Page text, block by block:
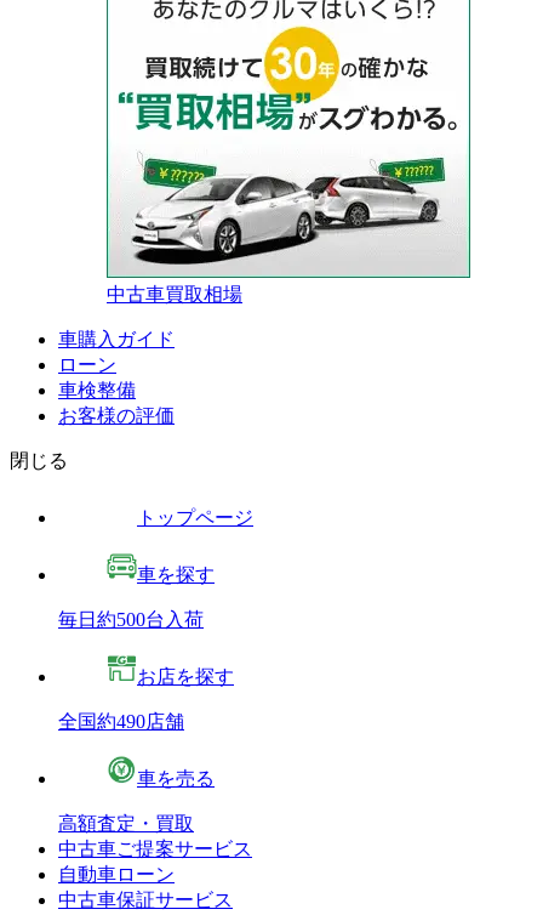
中古車買取相場
車購入ガイド
ローン
車検整備
お客様の評価
閉じる
トップページ
車を探す
毎日約500台入荷
お店を探す
全国約490店舗
車を売る
高額査定・買取
中古車ご提案サービス
自動車ローン
中古車保証サービス